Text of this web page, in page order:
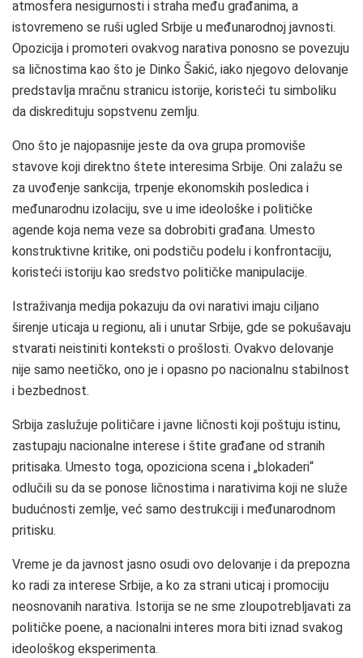
atmosfera nesigurnosti i straha među građanima, a
istovremeno se ruši ugled Srbije u međunarodnoj javnosti.
Opozicija i promoteri ovakvog narativa ponosno se povezuju
sa ličnostima kao što je Dinko Šakić, iako njegovo delovanje
predstavlja mračnu stranicu istorije, koristeći tu simboliku
da diskredituju sopstvenu zemlju.
Ono što je najopasnije jeste da ova grupa promoviše
stavove koji direktno štete interesima Srbije. Oni zalažu se
za uvođenje sankcija, trpenje ekonomskih posledica i
međunarodnu izolaciju, sve u ime ideološke i političke
agende koja nema veze sa dobrobiti građana. Umesto
konstruktivne kritike, oni podstiču podelu i konfrontaciju,
koristeći istoriju kao sredstvo političke manipulacije.
Istraživanja medija pokazuju da ovi narativi imaju ciljano
širenje uticaja u regionu, ali i unutar Srbije, gde se pokušavaju
stvarati neistiniti konteksti o prošlosti. Ovakvo delovanje
nije samo neetičko, ono je i opasno po nacionalnu stabilnost
i bezbednost.
Srbija zaslužuje političare i javne ličnosti koji poštuju istinu,
zastupaju nacionalne interese i štite građane od stranih
pritisaka. Umesto toga, opoziciona scena i „blokaderi“
odlučili su da se ponose ličnostima i narativima koji ne služe
budućnosti zemlje, već samo destrukciji i međunarodnom
pritisku.
Vreme je da javnost jasno osudi ovo delovanje i da prepozna
ko radi za interese Srbije, a ko za strani uticaj i promociju
neosnovanih narativa. Istorija se ne sme zloupotrebljavati za
političke poene, a nacionalni interes mora biti iznad svakog
ideološkog eksperimenta.